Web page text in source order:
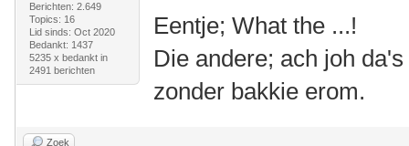
Berichten: 2.649
Topics: 16
Lid sinds: Oct 2020
Bedankt: 1437
5235 x bedankt in
2491 berichten
Eentje; What the ...!
Die andere; ach joh
zonder bakkie erom.
Zoek